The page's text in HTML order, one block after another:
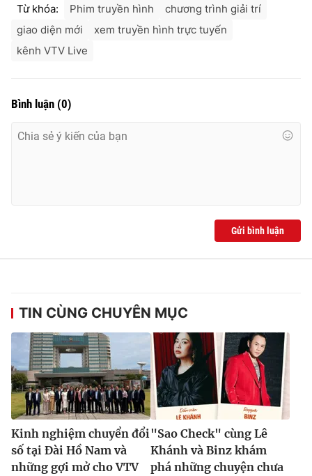
Từ khóa: Phim truyền hình
chương trình giải trí
giao diện mới
xem truyền hình trực tuyến
kênh VTV Live
Bình luận (0)
Gửi bình luận
TIN CÙNG CHUYÊN MỤC
Kinh nghiệm chuyển đổi
số tại Đài Hồ Nam và
những gợi mở cho VTV
"Sao Check" cùng Lê
Khánh và Binz khám
phá những chuyện chưa